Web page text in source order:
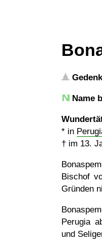
Name
* in
† im 13.
Bischof
Gründen
Perugia
und